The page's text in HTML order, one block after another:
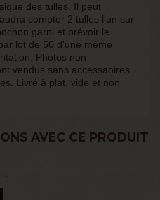
des tulles. Il peut
compter 2 tulles l'un sur
garni et prévoir le
lot de 50 d'une même
Photos non
vendus sans accessaoires
Livré à plat, vide et non
AVEC CE PRODUIT